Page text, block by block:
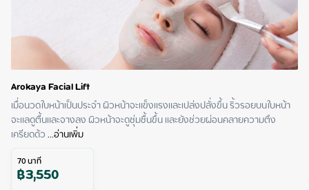
Arokaya Facial Lift
เมื่อนวดใบหน้าเป็นประจำ ผิวหน้าจะแข็งแรงและเปล่งปลั่งขึ้น ริ้วรอยบนใบหน้า
จะแลดูตื้นและจางลง ผิวหน้าจะดูชุ่มชื้นขึ้น และยังช่วยผ่อนคลายความตึง
เครียดด้ว ...อ่านเพิ่ม
70นาที
฿3,550